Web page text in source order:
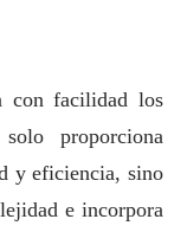
con facilidad los
proporciona
y eficiencia, sino
e incorpora